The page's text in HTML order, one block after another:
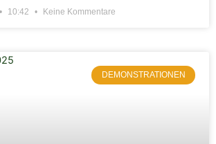
10:42 Keine Kommentare
DEMONSTRATIONEN